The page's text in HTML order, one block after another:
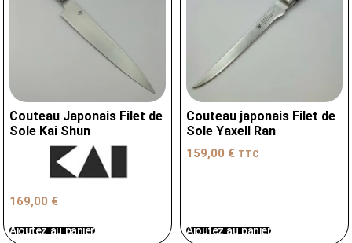
Couteau Japonais Filet de
Sole Kai Shun
169,00 €
Ajoutez au panier
Couteau japonais Filet de
Sole Yaxell Ran
159,00 € TTC
Ajoutez au panier